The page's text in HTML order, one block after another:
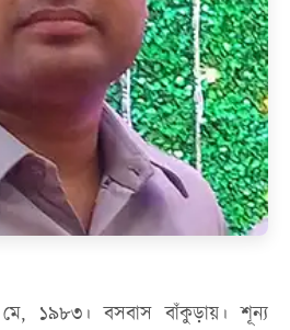
১৯৮৩। বসবাস বাঁকুড়ায়। শূন্য